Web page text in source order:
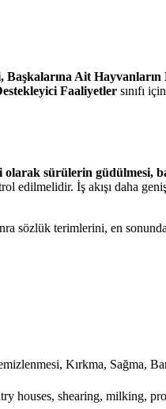
Ait Hayvanların
Faaliyetler sınıfı
sürülerin güdülmesi,
edilmelidir. İş akışı daha
sözlük terimlerini, en
Kırkma, Sağma,
houses, shearing, milking,